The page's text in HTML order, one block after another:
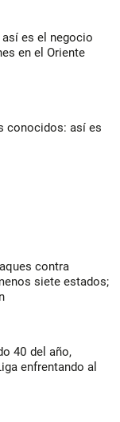
es el negocio
en el Oriente
conocidos: así es
contra
siete estados;
40 del año,
enfrentando al